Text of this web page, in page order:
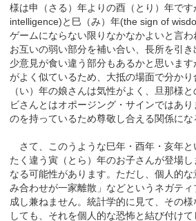
様は申（さる）年よりの酉（とり）年で
intelligence)と巳（み）年(the sign of
ゲームにならない限りなかなかよいと言わ
お互いの弱い部分を補い合い、長所を引
少意見が食い違う部分もあるかと思いま
がよく似ているため、大抵の場面で分か
（い）年の娘さんは気性がよく、旦那様
ビさんとはオポージング・サインではあ
のを持っているため尊敬し合える関係にな
さて、このうような巳年・酉年・亥年と
たく違う寅（とら）年のお子さんが登場
なる可能性があります。ただし、個人的
み合わせが一家離散」などというネガテ
成し兼ねません。統計学的に見て、その
しても、それを個人的な恐怖と結び付け